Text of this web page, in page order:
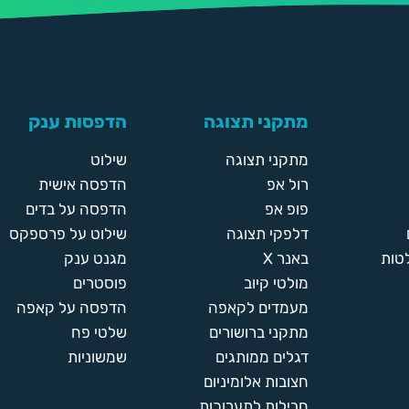
מתקני תצוגה
מתקני תצוגה
רול אפ
פופ אפ
דלפקי תצוגה
באנר X
מולטי קיוב
מעמדים לקאפה
מתקני ברושורים
דגלים ממותגים
חצובות אלומיניום
הדפסות ענק
שילוט
הדפסה אישית
הדפסה על בדים
שילוט על פרספקס
מגנט ענק
פוסטרים
הדפסה על קאפה
שלטי פח
שמשוניות